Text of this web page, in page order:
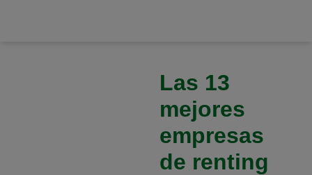
Las 13
mejores
empresas
de renting